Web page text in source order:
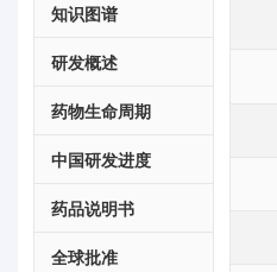
知识图谱
研发概述
药物生命周期
中国研发进度
药品说明书
全球批准